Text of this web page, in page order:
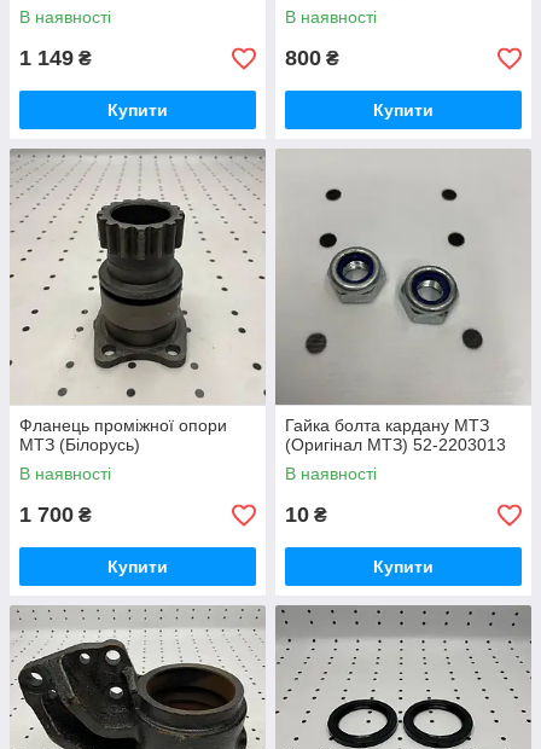
В наявності
1 149 ₴
Купити
В наявності
800 ₴
Купити
Фланець проміжної опори
МТЗ (Білорусь)
В наявності
1 700 ₴
Купити
Гайка болта кардану МТЗ
(Оригінал МТЗ) 52-2203013
В наявності
10 ₴
Купити